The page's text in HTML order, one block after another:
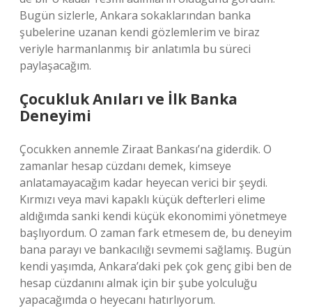
Bugün sizlerle, Ankara sokaklarından banka
şubelerine uzanan kendi gözlemlerim ve biraz
veriyle harmanlanmış bir anlatımla bu süreci
paylaşacağım.
Çocukluk Anıları ve İlk Banka
Deneyimi
Çocukken annemle Ziraat Bankası’na giderdik. O
zamanlar hesap cüzdanı demek, kimseye
anlatamayacağım kadar heyecan verici bir şeydi.
Kırmızı veya mavi kapaklı küçük defterleri elime
aldığımda sanki kendi küçük ekonomimi yönetmeye
başlıyordum. O zaman fark etmesem de, bu deneyim
bana parayı ve bankacılığı sevmemi sağlamış. Bugün
kendi yaşımda, Ankara’daki pek çok genç gibi ben de
hesap cüzdanını almak için bir şube yolculuğu
yapacağımda o heyecanı hatırlıyorum.